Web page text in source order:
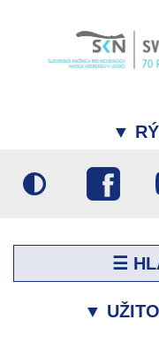
▼
☰
▼